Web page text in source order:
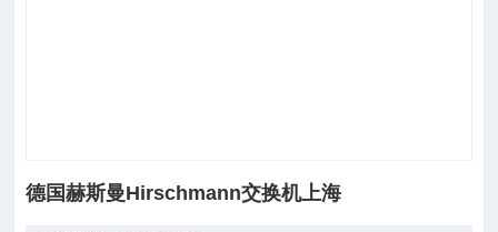
德国赫斯曼Hirschmann交换机上海